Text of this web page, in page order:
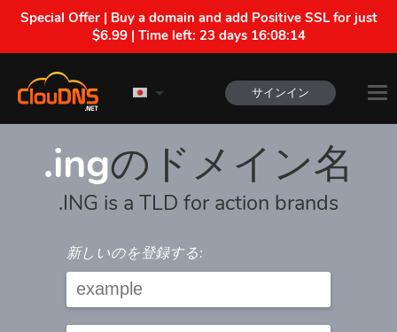
Special Offer | Buy a domain and add Positive SSL for just
$6.99 | Time left: 23 days 16:08:14
サインイン
.ingのドメイン名
.ING is a TLD for action brands
新しいのを登録する: